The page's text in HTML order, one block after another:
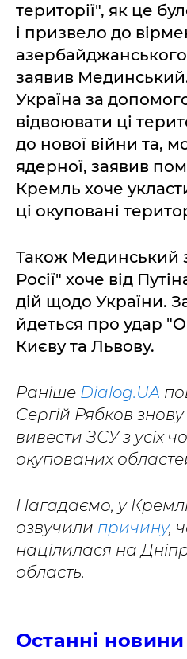
території", як це
і призвело до
азербайджанського
заявив
Україна за
відвоювати ці
до нової війни та,
ядерної, заявив
Кремль хоче
ці окуповані
Також Мединський
Росії" хоче від
дій щодо України.
йдеться про удар
Києву та Львову.
Раніше Dialog.UA
Сергій Рябков
вивести ЗСУ з усіх
окупованих
Нагадаємо, у
озвучили причину,
націлилася на
область.
Останні новини